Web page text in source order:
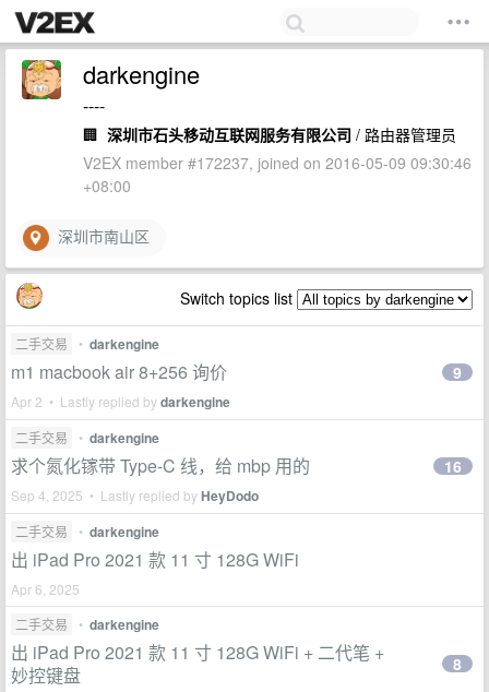
darkengine
----
🏢 深圳市石头移动互联网服务有限公司 / 路由器管理员
V2EX member #172237, joined on 2016-05-09 09:30:46
+08:00
深圳市南山区
Switch topics list
二手交易 • darkengine
m1 macbook air 8+256 询价
Apr 2 • Lastly replied bydarkengine
9
二手交易 • darkengine
求个氮化镓带 Type-C 线，给 mbp 用的
Sep 4, 2025 • Lastly replied byHeyDodo
16
二手交易 • darkengine
出 iPad Pro 2021 款 11 寸 128G WiFi
Apr 6, 2025
二手交易
• darkengine
出 iPad Pro 2021 款 11 寸 128G WiFi + 二代笔 +
妙控键盘
8